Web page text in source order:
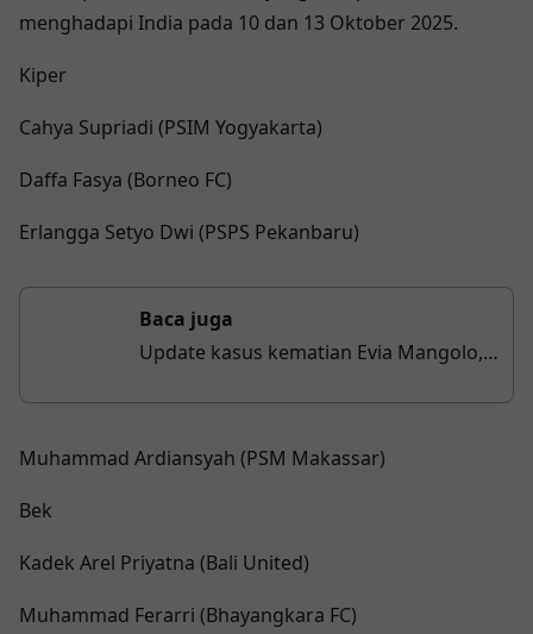
menghadapi India pada 10 dan 13 Oktober 2025.
Kiper
Cahya Supriadi (PSIM Yogyakarta)
Daffa Fasya (Borneo FC)
Erlangga Setyo Dwi (PSPS Pekanbaru)
Baca juga
Update kasus kematian Evia Mangolo,
Muhammad Ardiansyah (PSM Makassar)
Bek
Kadek Arel Priyatna (Bali United)
Muhammad Ferarri (Bhayangkara FC)